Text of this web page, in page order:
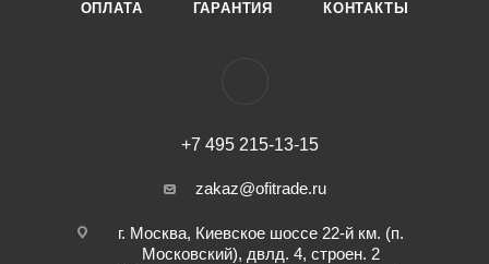
ОПЛАТА ГАРАНТИЯ КОНТАКТЫ
+7 495 215-13-15
zakaz@ofitrade.ru
г. Москва, Киевское шоссе 22-й км. (п.
Московский), двлд. 4, строен. 2